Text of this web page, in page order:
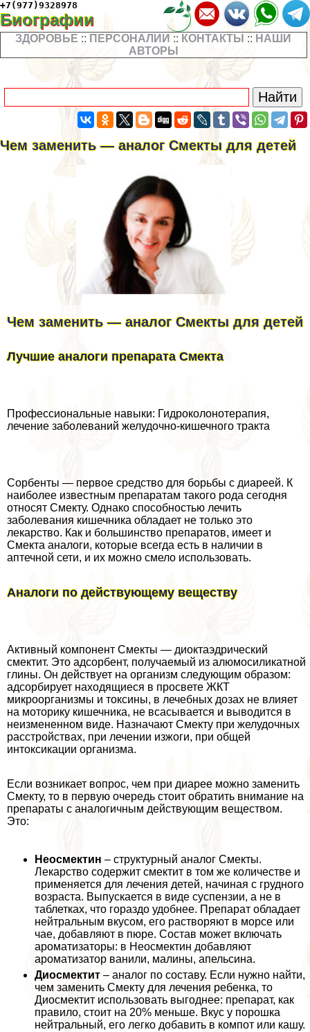
+7(977)9328978
Биографии
ЗДОРОВЬЕ :: ПЕРСОНАЛИИ :: КОНТАКТЫ :: НАШИ
АВТОРЫ
Чем заменить — аналог Смекты для детей
Чем заменить — аналог Смекты для детей
Лучшие аналоги препарата Смекта
Профессиональные навыки: Гидроколонотерапия,
лечение заболеваний желудочно-кишечного тpaкта
Сорбенты — первое средство для борьбы с диареей. К
наиболее известным препаратам такого рода сегодня
относят Смекту. Однако способностью лечить
заболевания кишечника обладает не только это
лекарство. Как и большинство препаратов, имеет и
Смекта аналоги, которые всегда есть в наличии в
аптечной сети, и их можно смело использовать.
Аналоги по действующему веществу
Активный компонент Смекты — диоктаэдрический
смектит. Это адсорбент, получаемый из алюмосиликатной
глины. Он действует на организм следующим образом:
адсорбирует находящиеся в просвете ЖКТ
микроорганизмы и токсины, в лечебных дозах не влияет
на моторику кишечника, не всасывается и выводится в
неизмененном виде. Назначают Смекту при желудочных
расстройствах, при лечении изжоги, при общей
интоксикации организма.
Если возникает вопрос, чем при диарее можно заменить
Смекту, то в первую очередь стоит обратить внимание на
препараты с аналогичным действующим веществом.
Это:
Неосмектин – структурный аналог Смекты.
Лекарство содержит смектит в том же количестве и
применяется для лечения детей, начиная с грудного
возраста. Выпускается в виде суспензии, а не в
таблетках, что гораздо удобнее. Препарат обладает
нейтральным вкусом, его растворяют в морсе или
чае, добавляют в пюре. Состав может включать
ароматизаторы: в Неосмектин добавляют
ароматизатор ванили, малины, апельсина.
Диосмектит – аналог по составу. Если нужно найти,
чем заменить Смекту для лечения ребенка, то
Диосмектит использовать выгоднее: препарат, как
правило, стоит на 20% меньше. Вкус у порошка
нейтральный, его легко добавить в компот или кашу.